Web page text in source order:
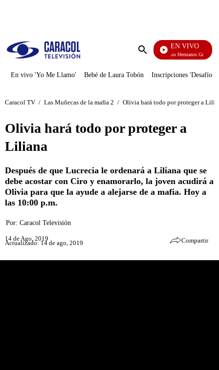
Enviar
EN VIVO
Cuentos De Los Hermanos Grimm
En vivo 'Yo Me Llamo' Bebé de Laura Tobón Inscripciones 'Desafío'
Caracol TV / Las Muñecas de la mafia 2 / Olivia hará todo por proteger a
Olivia hará todo por proteger a
Liliana
Después de que Lucrecia le ordenará a Liliana que se
debe acostar con Ciro y enamorarlo, la joven acudirá a
Olivia para que la ayude a alejarse de a mafia. Hoy a
las 10:00 p.m.
Por: Caracol Televisión
14 de Ago, 2019
Actualizado: 14 de ago, 2019 Compartir